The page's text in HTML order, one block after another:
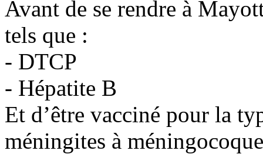
Avant de se rendre à
tels que :
- DTCP
- Hépatite B
Et d’être vacciné pour la
méningites à